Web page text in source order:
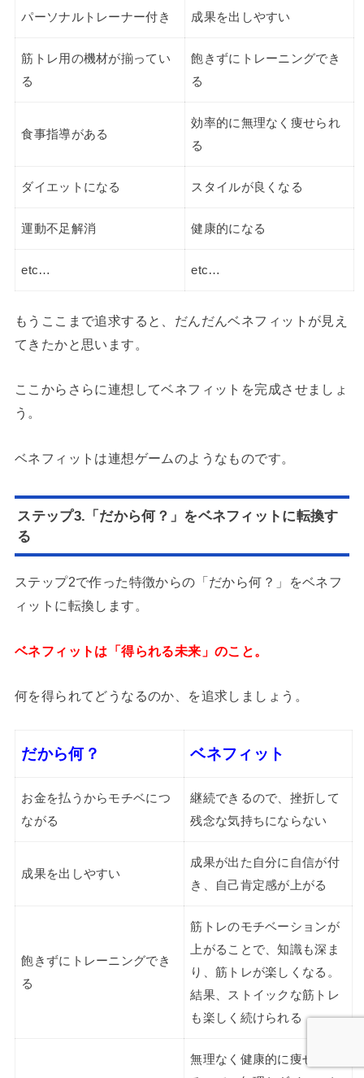
パーソナルトレーナー付き 成果を出しやすい
筋トレ用の機材が揃ってい
る
飽きずにトレーニングでき
る
食事指導がある
効率的に無理なく痩せられ
る
ダイエットになる スタイルが良くなる
運動不足解消 健康的になる
etc… etc…
もうここまで追求すると、だんだんベネフィットが見え
てきたかと思います。
ここからさらに連想してベネフィットを完成させましょ
う。
ベネフィットは連想ゲームのようなものです。
ステップ3.「だから何？」をベネフィットに転換す
る
ステップ2で作った特徴からの「だから何？」をベネフ
ィットに転換します。
ベネフィットは「得られる未来」のこと。
何を得られてどうなるのか、を追求しましょう。
だから何？ ベネフィット
お金を払うからモチベにつ
ながる
継続できるので、挫折して
残念な気持ちにならない
成果を出しやすい
成果が出た自分に自信が付
き、自己肯定感が上がる
飽きずにトレーニングでき
る
筋トレのモチベーションが
上がることで、知識も深ま
り、筋トレが楽しくなる。
結果、ストイックな筋トレ
も楽しく続けられる
無理なく健康的に痩せられ